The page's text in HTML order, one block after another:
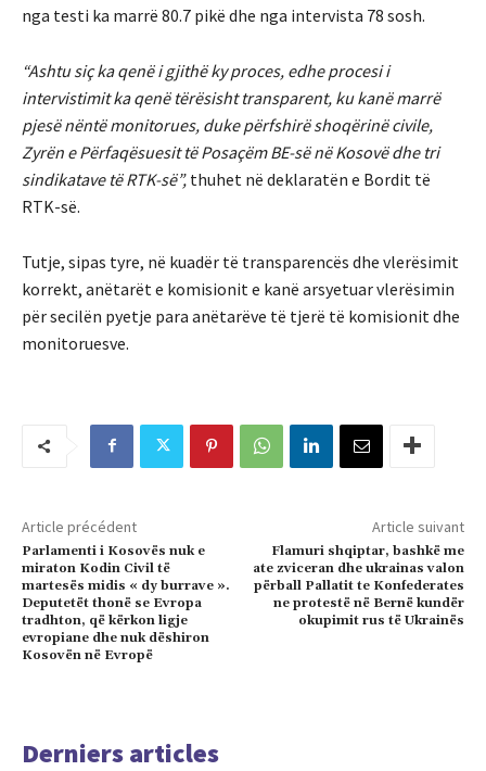
nga testi ka marrë 80.7 pikë dhe nga intervista 78 sosh.
“Ashtu siç ka qenë i gjithë ky proces, edhe procesi i
intervistimit ka qenë tërësisht transparent, ku kanë marrë
pjesë nëntë monitorues, duke përfshirë shoqërinë civile,
Zyrën e Përfaqësuesit të Posaçëm BE-së në Kosovë dhe tri
sindikatave të RTK-së”, thuhet në deklaratën e Bordit të
RTK-së.
Tutje, sipas tyre, në kuadër të transparencës dhe vlerësimit
korrekt, anëtarët e komisionit e kanë arsyetuar vlerësimin
për secilën pyetje para anëtarëve të tjerë të komisionit dhe
monitoruesve.
Article précédent
Parlamenti i Kosovës nuk e
miraton Kodin Civil të
martesës midis « dy burrave ».
Deputetët thonë se Evropa
tradhton, që kërkon ligje
evropiane dhe nuk dëshiron
Kosovën në Evropë
Article suivant
Flamuri shqiptar, bashkë me
ate zviceran dhe ukrainas valon
përball Pallatit te Konfederates
ne protestë në Bernë kundër
okupimit rus të Ukrainës
Derniers articles